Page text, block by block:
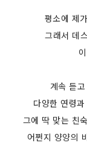
평소에 제
그래서 데
계속 듣
다양한 연령
그에 딱 맞는 친
어쩐지 양양의